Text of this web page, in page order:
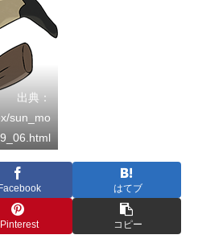
出典：
sun_mo
Facebook はてブ
Pinterest コピー